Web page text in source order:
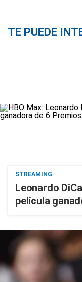
TE PUEDE
STREAMING
Leonardo
película